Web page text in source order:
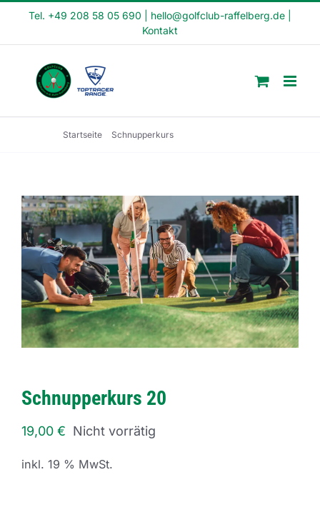
Tel. +49 208 58 05 690 hello@golfclub-raffelberg.de
Kontakt
Startseite Schnupperkurs
Schnupperkurs 20
19,00 € Nicht vorrätig
inkl. 19 % MwSt.